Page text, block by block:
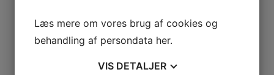
Nyheder
Online tilmelding
Billedarkiv
Læs mere om vores brug af cookies og
behandling af persondata her.
VIS DETALJER